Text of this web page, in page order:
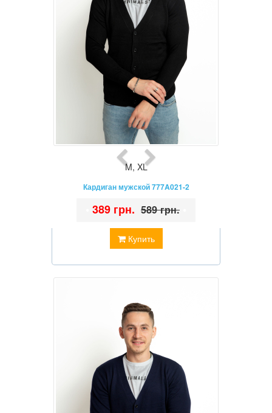
M, XL
Кардиган мужской 777A021-2
Купить
389 грн. 589 грн.